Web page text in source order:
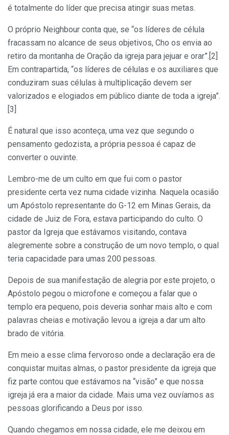
é totalmente do líder que precisa atingir suas metas.
O próprio Neighbour conta que, se “os líderes de célula
fracassam no alcance de seus objetivos, Cho os envia ao
retiro da montanha de Oração da igreja para jejuar e orar”.[2]
Em contrapartida, “os líderes de células e os auxiliares que
conduziram suas células à multiplicação devem ser
valorizados e elogiados em público diante de toda a igreja”.
[3]
É natural que isso aconteça, uma vez que segundo o
pensamento gedozista, a própria pessoa é capaz de
converter o ouvinte.
Lembro-me de um culto em que fui com o pastor
presidente certa vez numa cidade vizinha. Naquela ocasião
um Apóstolo representante do G-12 em Minas Gerais, da
cidade de Juiz de Fora, estava participando do culto. O
pastor da Igreja que estávamos visitando, contava
alegremente sobre a construção de um novo templo, o qual
teria capacidade para umas 200 pessoas.
Depois de sua manifestação de alegria por este projeto, o
Apóstolo pegou o microfone e começou a falar que o
templo era pequeno, pois deveria sonhar mais alto e com
palavras cheias e motivação levou a igreja a dar um alto
brado de vitória.
Em meio a esse clima fervoroso onde a declaração era de
conquistar muitas almas, o pastor presidente da igreja que
fiz parte contou que estávamos na “visão” e que nossa
igreja já era a maior da cidade. Mais uma vez ouvíamos as
pessoas glorificando a Deus por isso.
Quando chegamos em nossa cidade, ele me deixou em